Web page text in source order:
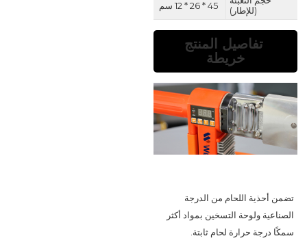
(للإطار)
45 * 26 * 12 سم
تفاصيل المنتج
خريطة
تضمن أحذية اللحام من الدرجة
الصناعية ولوحة التسخين بمواد أكثر
سمكًا درجة حرارة لحام ثابتة.